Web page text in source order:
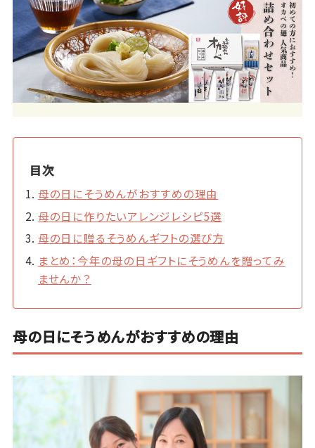
目次
母の日にそうめんがおすすめの理由
母の日に作りたいアレンジレシピ5選
母の日に贈るそうめんギフトの選び方
まとめ：今年の母の日ギフトにそうめんを贈ってみ
ませんか？
母の日にそうめんがおすすめの理由